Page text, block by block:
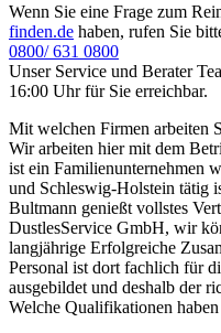
Wenn Sie eine Frage zum
finden.de haben, rufen Sie
0800/ 631 0800
Unser Service und Berater
16:00 Uhr für Sie erreichbar.
Mit welchen Firmen arbeiten
Wir arbeiten hier mit dem
ist ein Familienunternehmen
und Schleswig-Holstein tätig
Bultmann genießt vollstes
DustlesService GmbH, wir
langjährige Erfolgreiche
Personal ist dort fachlich für
ausgebildet und deshalb der
Welche Qualifikationen